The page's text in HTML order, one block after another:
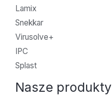
Lamix
Snekkar
Virusolve+
IPC
Splast
Nasze produkty